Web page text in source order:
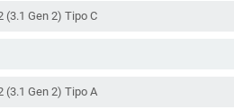
(3.1 Gen 2) Tipo C
(3.1 Gen 2) Tipo A